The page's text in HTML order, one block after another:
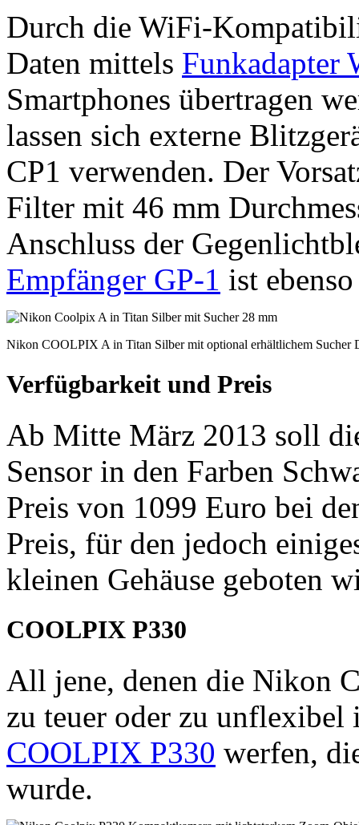
Durch die WiFi-
Daten mittels Funkadapter
Smartphones übertragen
lassen sich externe
CP1 verwenden. Der
Filter mit 46 mm
Anschluss der
Empfänger GP-1 ist
Nikon COOLPIX A in Titan Silber mit optional erhältlichem
Verfügbarkeit und Preis
Ab Mitte März 2013 soll
Sensor in den Farben
Preis von 1099 Euro bei
Preis, für den jedoch
kleinen Gehäuse geboten
COOLPIX P330
All jene, denen die Nikon
zu teuer oder zu
COOLPIX P330 werfen,
wurde.